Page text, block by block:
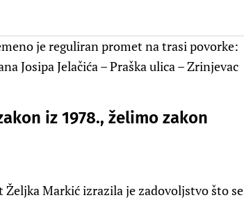
je reguliran promet na trasi povorke:
Josipa Jelačića – Praška ulica – Zrinjevac
iz 1978., želimo zakon
Markić izrazila je zadovoljstvo što se